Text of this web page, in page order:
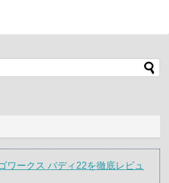
ワークス バディ22を徹底レビュ